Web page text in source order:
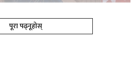
पूरा पढ्नूहोस्